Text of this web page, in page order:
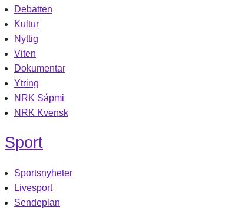
Debatten
Kultur
Nyttig
Viten
Dokumentar
Ytring
NRK Sápmi
NRK Kvensk
Sport
Sportsnyheter
Livesport
Sendeplan